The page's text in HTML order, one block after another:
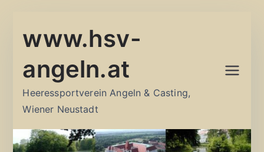
Inhalt
www.hsv-
angeln.at
Heeressportverein Angeln & Casting,
Wiener Neustadt